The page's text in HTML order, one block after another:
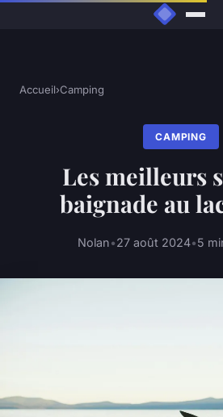
Accueil›Camping
CAMPING
Les meilleurs
baignade au
Nolan•27 août 2024•5